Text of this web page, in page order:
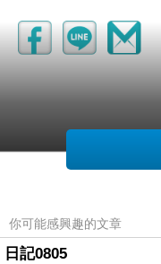
你可能感興趣的文章
日記0805